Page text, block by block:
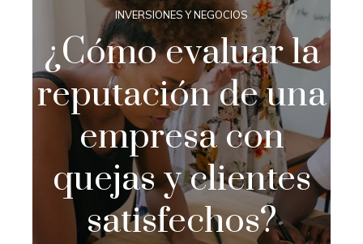
INVERSIONES Y NEGOCIOS
¿Cómo evaluar la
reputación de una
empresa con
quejas y clientes
satisfechos?